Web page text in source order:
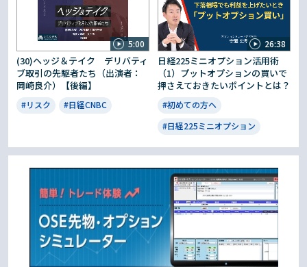
5:00
(30)ヘッジ＆テイク デリバティ
ブ取引の先駆者たち（出演者：
岡崎良介）【後編】
#リスク #日経CNBC
26:38
日経225ミニオプション活用術
（1）プットオプションの買いで
押さえておきたいポイントとは？
#初めての方へ
#日経225ミニオプション